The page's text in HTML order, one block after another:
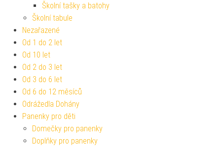
Školní tašky a batohy
Školní tabule
Nezařazené
Od 1 do 2 let
Od 10 let
Od 2 do 3 let
Od 3 do 6 let
Od 6 do 12 měsíců
Odrážedla Dohány
Panenky pro děti
Domečky pro panenky
Doplňky pro panenky